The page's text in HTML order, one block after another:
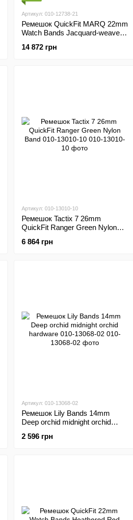
Артикул: 010-12738-21
Ремешок QuickFit MARQ 22mm
Watch Bands Jacquard-weave
14 872 грн
Артикул: 010-13010-10
Ремешок Tactix 7 26mm
QuickFit Ranger Green Nylon
6 864 грн
Артикул: 010-13068-02
Ремешок Lily Bands 14mm
Deep orchid midnight orchid
2 596 грн